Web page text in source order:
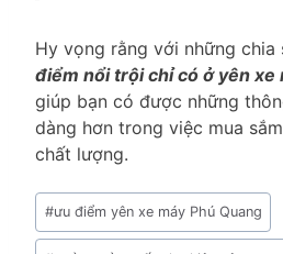
Hy vọng rằng với những chia
điểm nổi trội chỉ có ở yên xe
giúp bạn có được những
dàng hơn trong việc mua
chất lượng.
Post
Tags:
#ưu điểm yên xe máy Phú Quang